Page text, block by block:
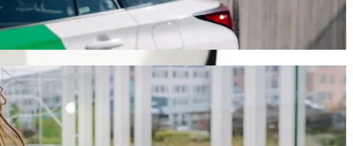
trajati oko 13 min i koštati otprilike 202,40 SEK SEK. Bez obzira